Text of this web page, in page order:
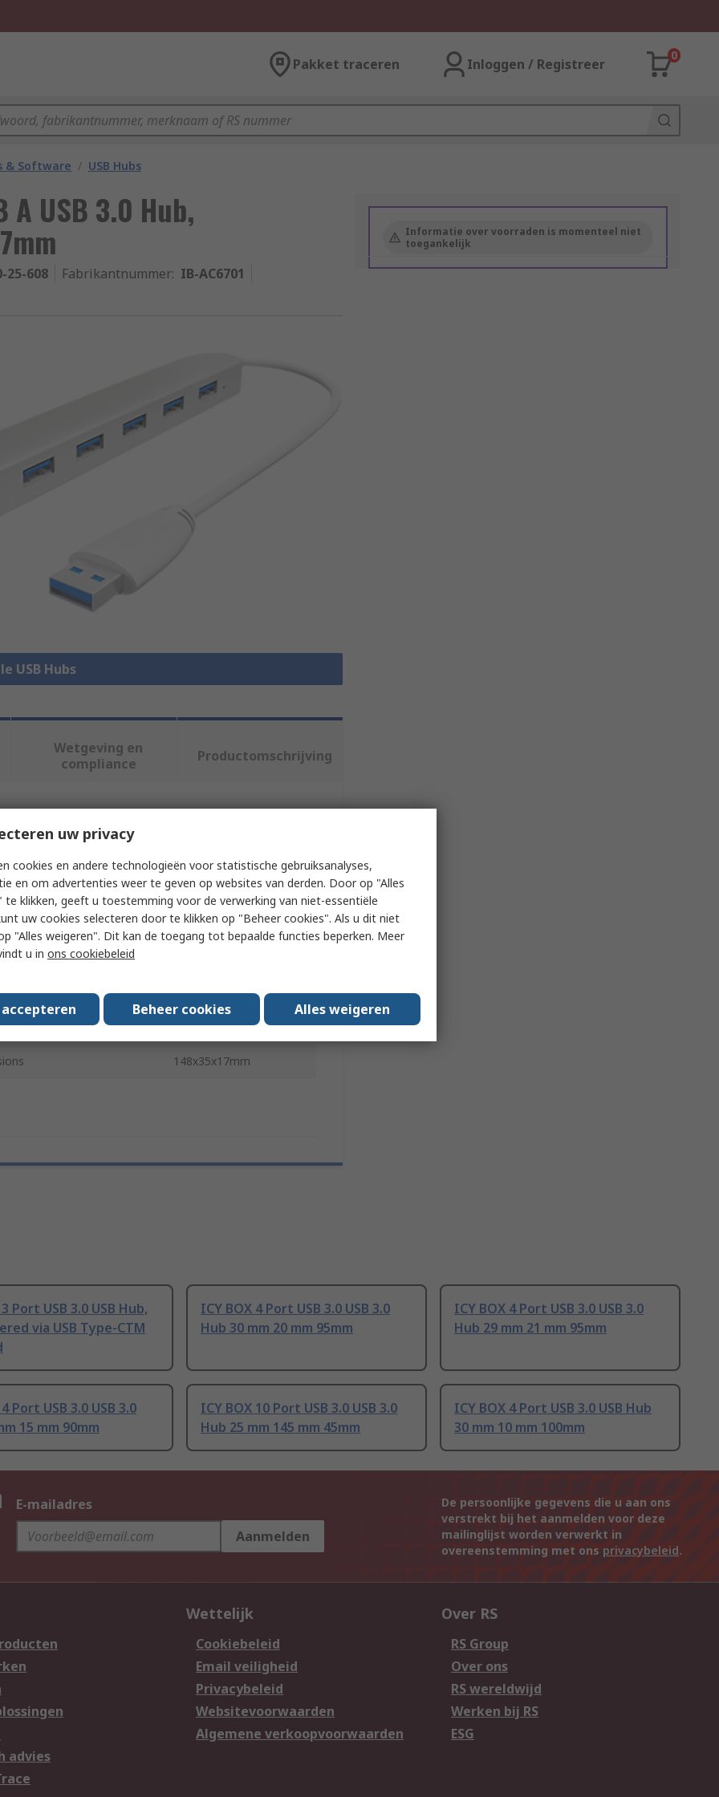
Pakket traceren Inloggen / Registreer
0
& Software / USB Hubs
A USB 3.0 Hub,
25-608 Fabrikantnummer: IB-AC6701
USB Hubs
Informatie over voorraden is momenteel niet
toegankelijk
Wetgeving en
compliance
Productomschrijving
kenmerken te selecteren.
Waarde
ICY BOX
of USB Ports
Type USB A
Adapter
148x35x17mm
Port USB 3.0 USB Hub,
via USB Type-CTM
ICY BOX 4 Port USB 3.0 USB 3.0
Hub 30 mm 20 mm 95mm
ICY BOX 4 Port USB 3.0 USB 3.0
Hub 29 mm 21 mm 95mm
Port USB 3.0 USB 3.0
15 mm 90mm
ICY BOX 10 Port USB 3.0 USB 3.0
Hub 25 mm 145 mm 45mm
ICY BOX 4 Port USB 3.0 USB Hub
30 mm 10 mm 100mm
E-mailadres
Aanmelden
De persoonlijke gegevens die u aan ons
verstrekt bij het aanmelden voor deze
mailinglijst worden verwerkt in
overeenstemming met ons privacybeleid.
advies
Wettelijk
Cookiebeleid
Email veiligheid
Privacybeleid
Websitevoorwaarden
Algemene verkoopvoorwaarden
Over RS
RS Group
Over ons
RS wereldwijd
Werken bij RS
ESG
uw privacy
cookies en andere technologieën voor statistische gebruiksanalyses,
en om advertenties weer te geven op websites van derden. Door op "Alles
te klikken, geeft u toestemming voor de verwerking van niet-essentiële
uw cookies selecteren door te klikken op "Beheer cookies". Als u dit niet
"Alles weigeren". Dit kan de toegang tot bepaalde functies beperken. Meer
u in ons cookiebeleid
Beheer cookies Alles weigeren